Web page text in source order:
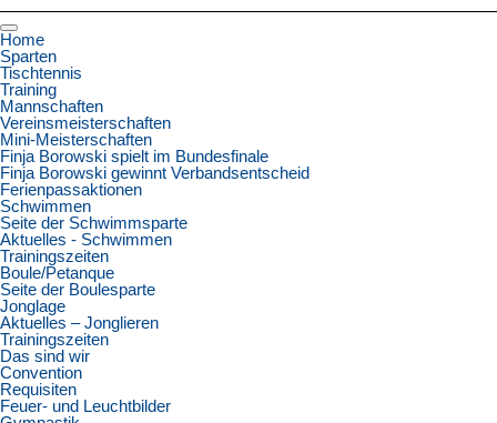
Home
Sparten
Tischtennis
Training
Mannschaften
Vereinsmeisterschaften
Mini-Meisterschaften
Finja Borowski spielt im Bundesfinale
Finja Borowski gewinnt Verbandsentscheid
Ferienpassaktionen
Schwimmen
Seite der Schwimmsparte
Aktuelles - Schwimmen
Trainingszeiten
Boule/Petanque
Seite der Boulesparte
Jonglage
Aktuelles – Jonglieren
Trainingszeiten
Das sind wir
Convention
Requisiten
Feuer- und Leuchtbilder